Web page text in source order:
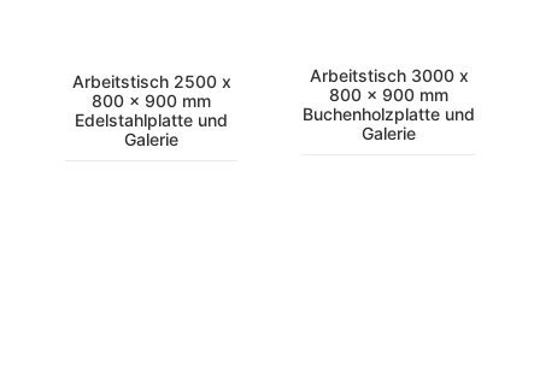
Arbeitstisch 2500 x
800 x 900 mm
Edelstahlplatte und
Galerie
Arbeitstisch 3000 x
800 x 900 mm
Buchenholzplatte und
Galerie